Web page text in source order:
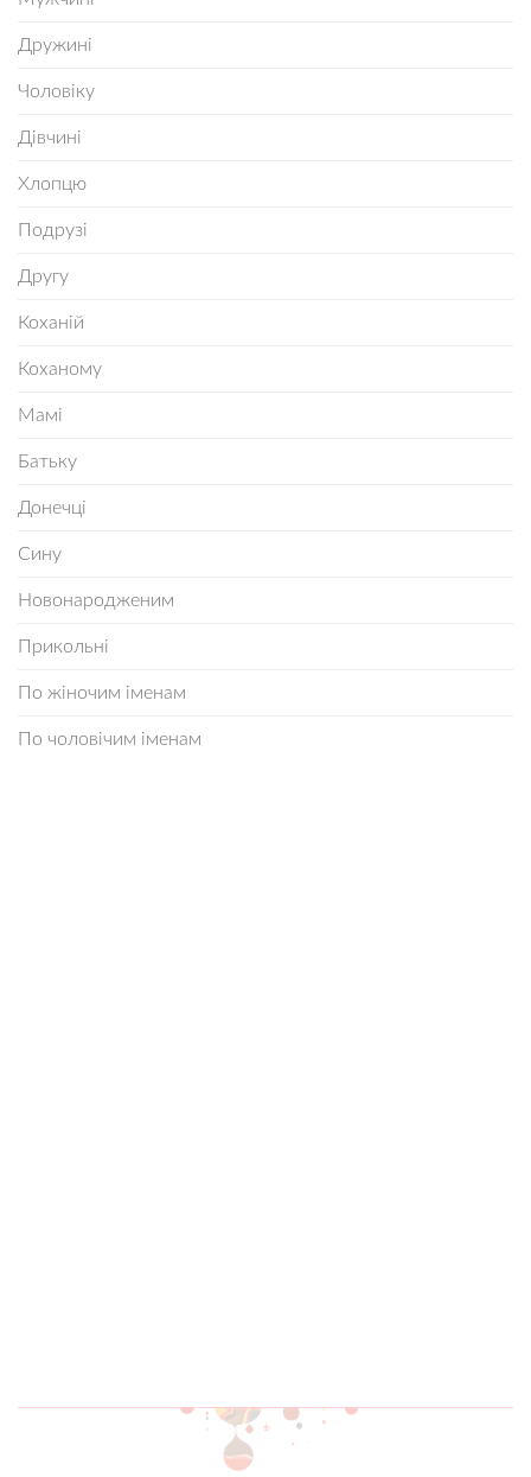
Дружині
Чоловіку
Дівчині
Хлопцю
Подрузі
Другу
Коханій
Коханому
Мамі
Батьку
Донечці
Сину
Новонародженим
Прикольні
По жіночим іменам
По чоловічим іменам